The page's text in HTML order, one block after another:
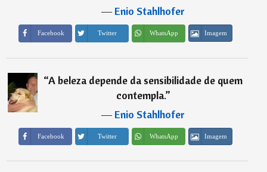
―Enio Stahlhofer
Facebook Twitter WhatsApp Imagem
“A beleza depende da sensibilidade de quem
contempla.”
―Enio Stahlhofer
Facebook Twitter WhatsApp Imagem